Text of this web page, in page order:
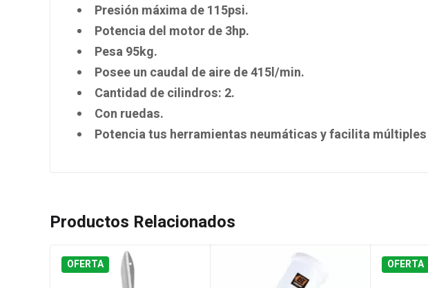
Presión máxima de 115psi.
Potencia del motor de 3hp.
Pesa 95kg.
Posee un caudal de aire de 415l/min.
Cantidad de cilindros: 2.
Con ruedas.
Potencia tus herramientas neumáticas y facilita
Productos Relacionados
OFERTA OFERTA